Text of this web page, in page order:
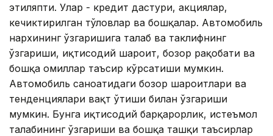
этиляпти. Улар - кредит дастури, акциялар,
кечиктирилган тўловлар ва бошқалар. Автомобиль
нархининг ўзгаришига талаб ва таклифнинг
ўзгариши, иқтисодий шароит, бозор рақобати ва
бошқа омиллар таъсир кўрсатиши мумкин.
Автомобиль саноатидаги бозор шароитлари ва
тенденциялари вақт ўтиши билан ўзгариши
мумкин. Бунга иқтисодий барқарорлик, истеъмол
талабининг ўзгариши ва бошқа ташқи таъсирлар